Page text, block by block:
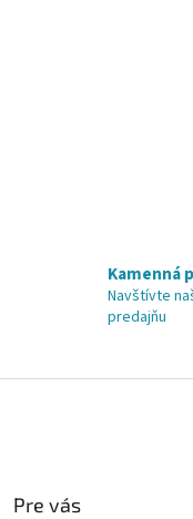
Kamenná
Navštívte
predajňu
Pre vás